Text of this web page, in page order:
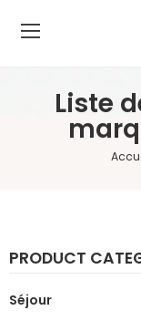
Liste
PRODUCT
Séjour